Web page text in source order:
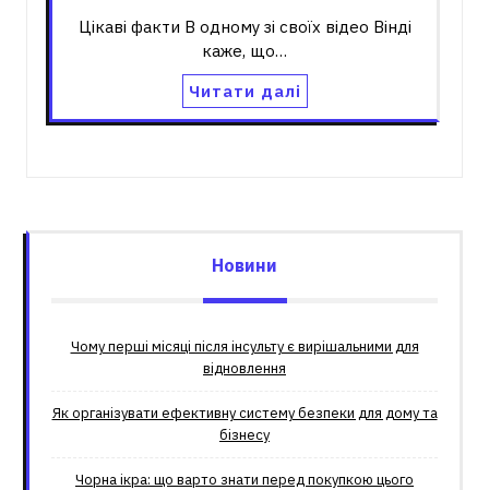
Цікаві факти В одному зі своїх відео Вінді
каже, що…
Читати далі
Новини
Чому перші місяці після інсульту є вирішальними для
відновлення
Як організувати ефективну систему безпеки для дому та
бізнесу
Чорна ікра: що варто знати перед покупкою цього